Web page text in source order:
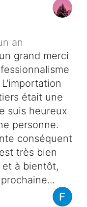
an
grand merci
était une
suis heureux
personne.
conséquent
très bien
et à bientôt,